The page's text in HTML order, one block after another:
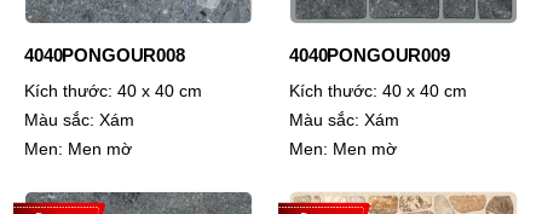
4040PONGOUR008
Kích thước: 40 x 40 cm
Màu sắc: Xám
Men: Men mờ
4040PONGOUR009
Kích thước: 40 x 40 cm
Màu sắc: Xám
Men: Men mờ